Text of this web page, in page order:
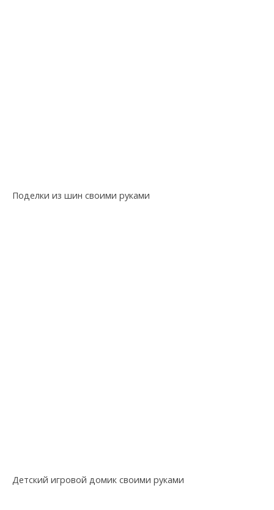
Поделки из шин своими руками
Детский игровой домик своими руками